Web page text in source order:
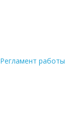
Регламент работы